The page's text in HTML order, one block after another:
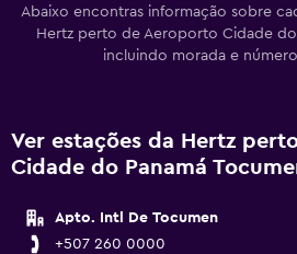
Abaixo encontras informação sobre
Hertz perto de Aeroporto Cidade do
incluindo morada e
Ver estações da Hertz
Cidade do Panamá
Apto. Intl De Tocumen
+507 260 0000